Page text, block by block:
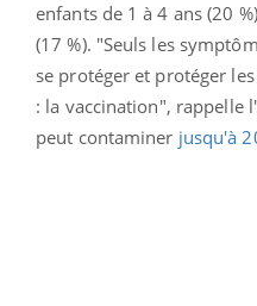
enfants de 1 à 4 ans (20
(17 %). "Seuls les
se protéger et protéger
: la vaccination", rappelle
peut contaminer jusqu'à